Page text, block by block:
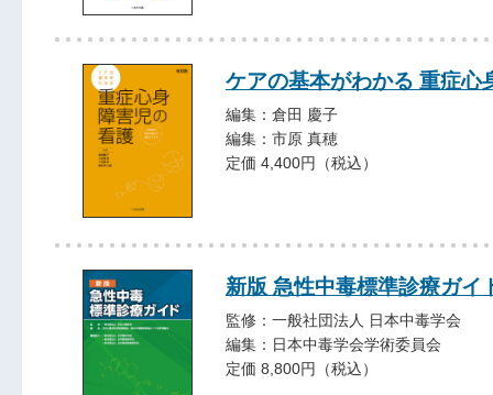
ケアの基本がわかる 重症
編集：倉田 慶子
編集：市原 真穂
定価 4,400円（税込）
新版 急性中毒標準診療ガイ
監修：一般社団法人 日本中毒学会
編集：日本中毒学会学術委員会
定価 8,800円（税込）